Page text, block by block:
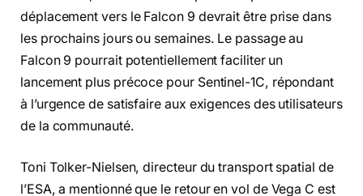
déplacement vers le Falcon 9 devrait être prise dans
les prochains jours ou semaines. Le passage au
Falcon 9 pourrait potentiellement faciliter un
lancement plus précoce pour Sentinel-1C, répondant
à l’urgence de satisfaire aux exigences des utilisateurs
de la communauté.
Toni Tolker-Nielsen, directeur du transport spatial de
l’ESA, a mentionné que le retour en vol de Vega C est